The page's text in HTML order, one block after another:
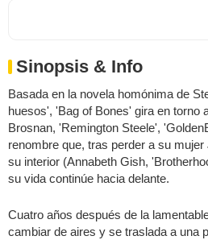
Sinopsis & Info
Basada en la novela homónima de
huesos', 'Bag of Bones' gira en torno
Brosnan, 'Remington Steele',
renombre que, tras perder a su
su interior (Annabeth Gish,
su vida continúe hacia delante.
Cuatro años después de la
cambiar de aires y se traslada a una